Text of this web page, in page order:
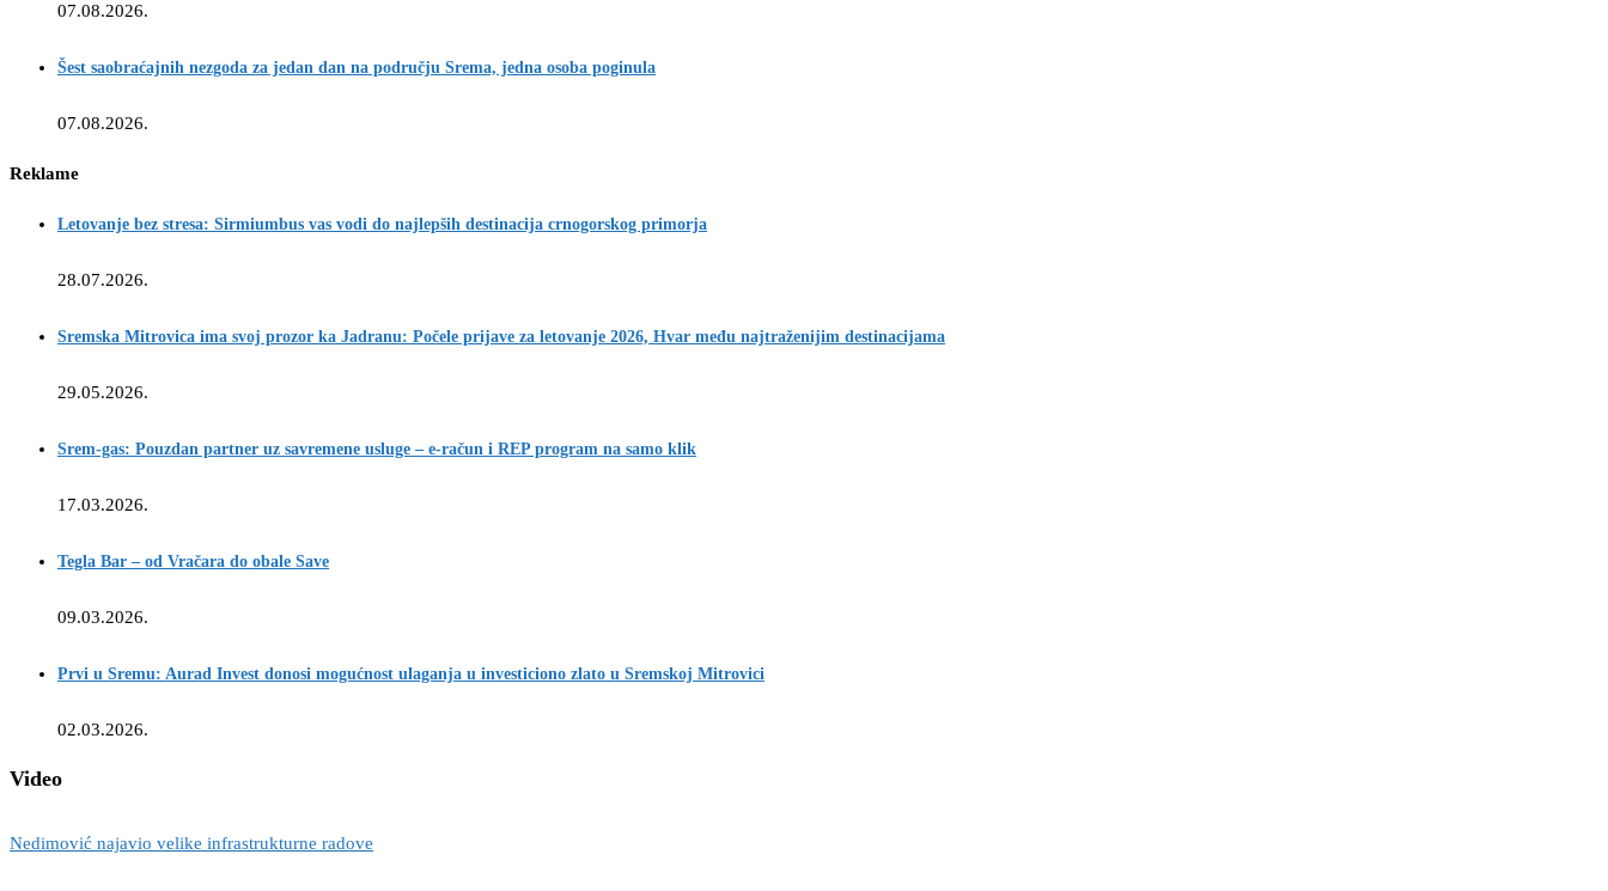
07.08.2026.
Šest saobraćajnih nezgoda za jedan dan na području Srema, jedna osoba poginula
07.08.2026.
Reklame
Letovanje bez stresa: Sirmiumbus vas vodi do najlepših destinacija crnogorskog primorja
28.07.2026.
Sremska Mitrovica ima svoj prozor ka Jadranu: Počele prijave za letovanje 2026, Hvar među najtraženijim destinacijama
29.05.2026.
Srem-gas: Pouzdan partner uz savremene usluge – e-račun i REP program na samo klik
17.03.2026.
Tegla Bar – od Vračara do obale Save
09.03.2026.
Prvi u Sremu: Aurad Invest donosi mogućnost ulaganja u investiciono zlato u Sremskoj Mitrovici
02.03.2026.
Video
Nedimović najavio velike infrastrukturne radove